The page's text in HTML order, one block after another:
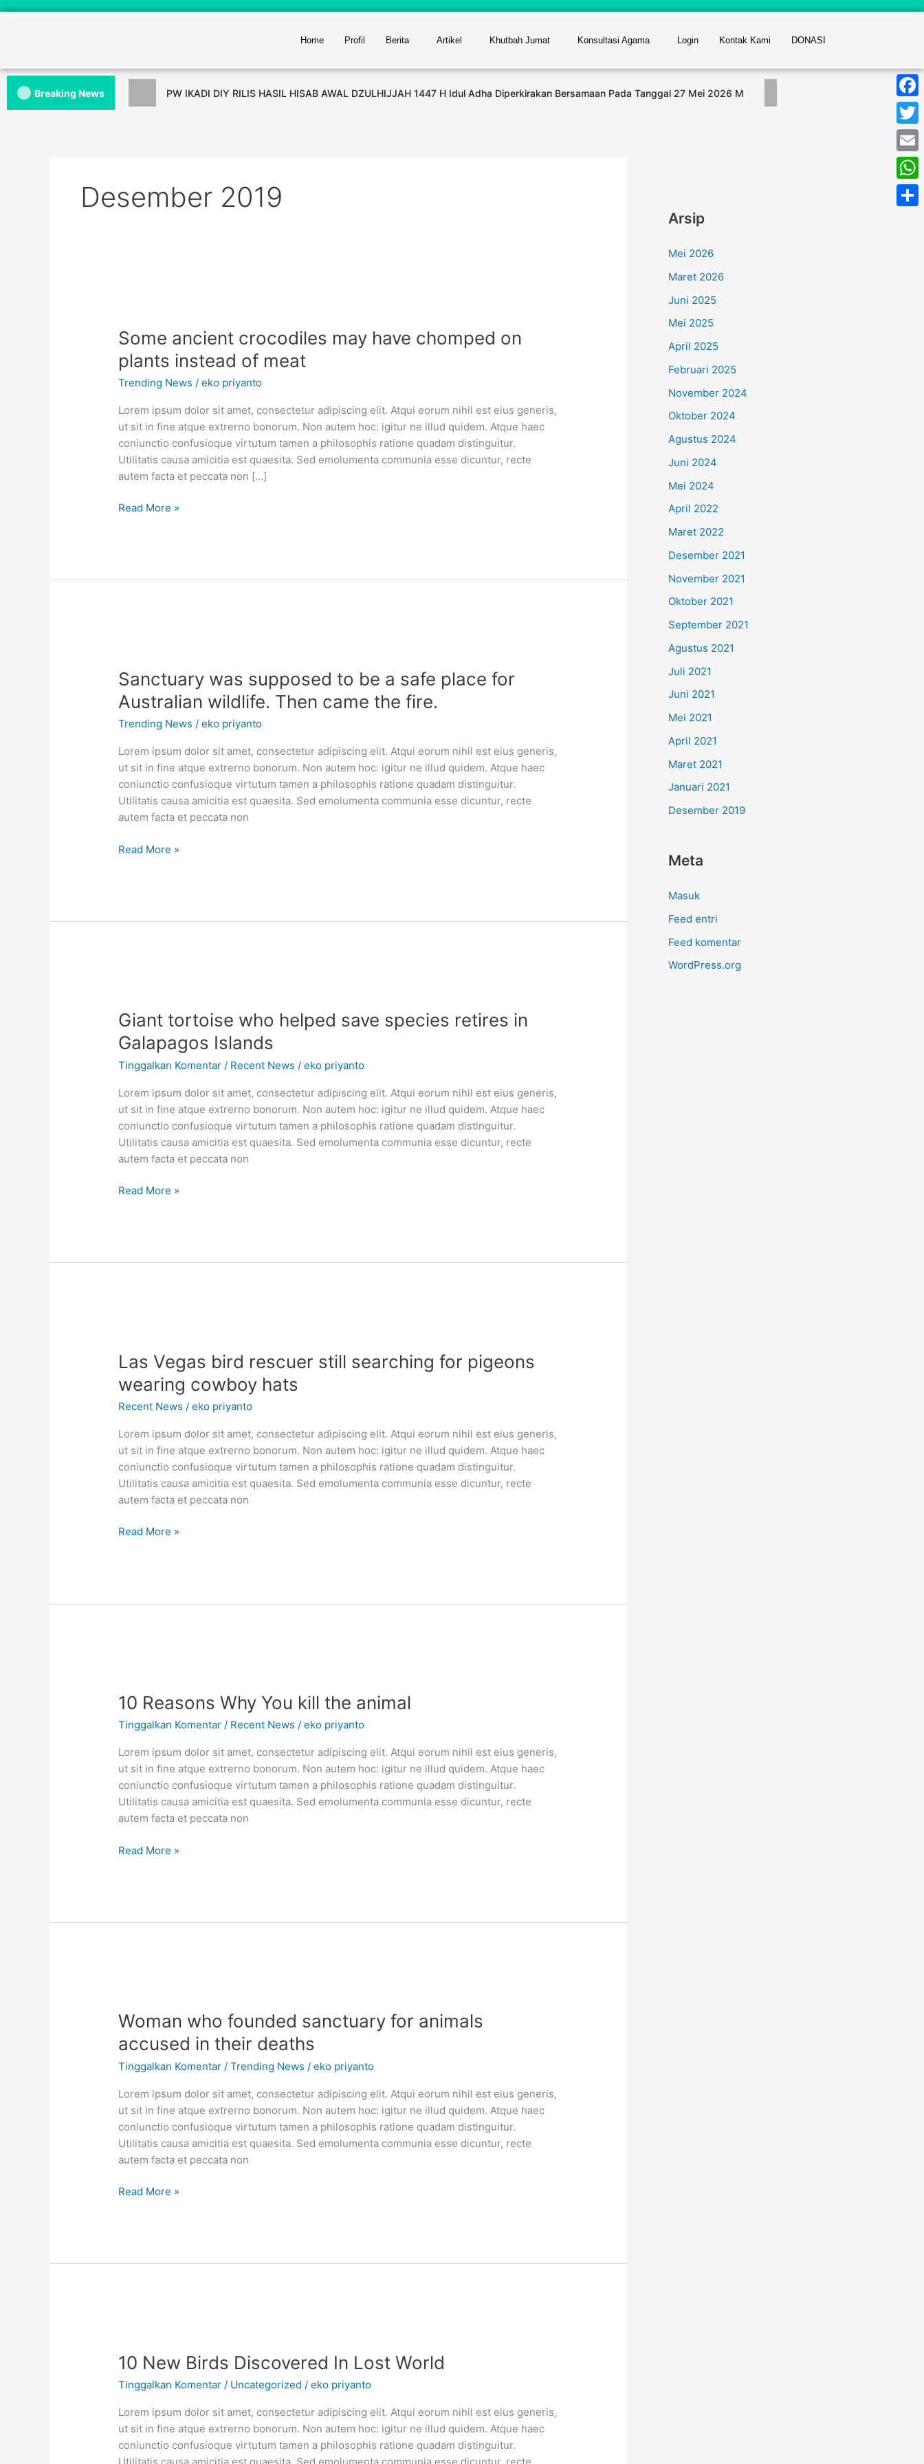
Home Profil Berita Artikel Khutbah Jumat Konsultasi Agama Login Kontak Kami DONASI
Breaking News PW IKADI DIY RILIS HASIL HISAB AWAL DZULHIJJAH 1447 H Idul Adha Diperkirakan Bersamaan Pada Tanggal 27 Mei 2026 M Buka Bersama dan
Desember 2019
Some ancient crocodiles may have chomped on
plants instead of meat
Trending News /eko priyanto
Lorem ipsum dolor sit amet, consectetur adipiscing elit. Atqui eorum nihil est eius generis,
ut sit in fine atque extrerno bonorum. Non autem hoc: igitur ne illud quidem. Atque haec
coniunctio confusioque virtutum tamen a philosophis ratione quadam distinguitur.
Utilitatis causa amicitia est quaesita. Sed emolumenta communia esse dicuntur, recte
autem facta et peccata non […]
Read More »
Sanctuary was supposed to be a safe place for
Australian wildlife. Then came the fire.
Trending News /eko priyanto
Lorem ipsum dolor sit amet, consectetur adipiscing elit. Atqui eorum nihil est eius generis,
ut sit in fine atque extrerno bonorum. Non autem hoc: igitur ne illud quidem. Atque haec
coniunctio confusioque virtutum tamen a philosophis ratione quadam distinguitur.
Utilitatis causa amicitia est quaesita. Sed emolumenta communia esse dicuntur, recte
autem facta et peccata non
Read More »
Giant tortoise who helped save species retires in
Galapagos Islands
Tinggalkan Komentar / Recent News /eko priyanto
Lorem ipsum dolor sit amet, consectetur adipiscing elit. Atqui eorum nihil est eius generis,
ut sit in fine atque extrerno bonorum. Non autem hoc: igitur ne illud quidem. Atque haec
coniunctio confusioque virtutum tamen a philosophis ratione quadam distinguitur.
Utilitatis causa amicitia est quaesita. Sed emolumenta communia esse dicuntur, recte
autem facta et peccata non
Read More »
Las Vegas bird rescuer still searching for pigeons
wearing cowboy hats
Recent News /eko priyanto
Lorem ipsum dolor sit amet, consectetur adipiscing elit. Atqui eorum nihil est eius generis,
ut sit in fine atque extrerno bonorum. Non autem hoc: igitur ne illud quidem. Atque haec
coniunctio confusioque virtutum tamen a philosophis ratione quadam distinguitur.
Utilitatis causa amicitia est quaesita. Sed emolumenta communia esse dicuntur, recte
autem facta et peccata non
Read More »
10 Reasons Why You kill the animal
Tinggalkan Komentar / Recent News /eko priyanto
Lorem ipsum dolor sit amet, consectetur adipiscing elit. Atqui eorum nihil est eius generis,
ut sit in fine atque extrerno bonorum. Non autem hoc: igitur ne illud quidem. Atque haec
coniunctio confusioque virtutum tamen a philosophis ratione quadam distinguitur.
Utilitatis causa amicitia est quaesita. Sed emolumenta communia esse dicuntur, recte
autem facta et peccata non
Read More »
Woman who founded sanctuary for animals
accused in their deaths
Tinggalkan Komentar /Trending News /eko priyanto
Lorem ipsum dolor sit amet, consectetur adipiscing elit. Atqui eorum nihil est eius generis,
ut sit in fine atque extrerno bonorum. Non autem hoc: igitur ne illud quidem. Atque haec
coniunctio confusioque virtutum tamen a philosophis ratione quadam distinguitur.
Utilitatis causa amicitia est quaesita. Sed emolumenta communia esse dicuntur, recte
autem facta et peccata non
Read More »
10 New Birds Discovered In Lost World
Tinggalkan Komentar / Uncategorized /eko priyanto
Lorem ipsum dolor sit amet, consectetur adipiscing elit. Atqui eorum nihil est eius generis,
ut sit in fine atque extrerno bonorum. Non autem hoc: igitur ne illud quidem. Atque haec
coniunctio confusioque virtutum tamen a philosophis ratione quadam distinguitur.
Arsip
Mei 2026
Maret 2026
Juni 2025
Mei 2025
April 2025
Februari 2025
November 2024
Oktober 2024
Agustus 2024
Juni 2024
Mei 2024
April 2022
Maret 2022
Desember 2021
November 2021
Oktober 2021
September 2021
Agustus 2021
Juli 2021
Juni 2021
Mei 2021
April 2021
Maret 2021
Januari 2021
Desember 2019
Meta
Masuk
Feed entri
Feed komentar
WordPress.org
Email